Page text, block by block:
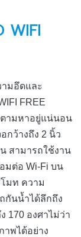
WIFI
มอึดและ
FREE
ตามหาอยู่แน่นอน
กว้างถึง 2 นิ้ว
สามารถใช้งาน
มต่อ Wi-Fi บน
มท ความ
กันน้ำได้ลึกถึง
170 องศาไม่ว่า
พได้อย่าง